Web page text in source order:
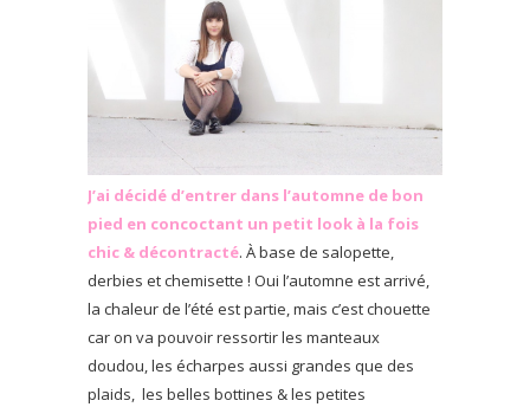
J’ai décidé d’entrer dans l’automne de bon
pied en concoctant un petit look à la fois
chic & décontracté. À base de salopette,
derbies et chemisette ! Oui l’automne est arrivé,
la chaleur de l’été est partie, mais c’est chouette
car on va pouvoir ressortir les manteaux
doudou, les écharpes aussi grandes que des
plaids, les belles bottines & les petites